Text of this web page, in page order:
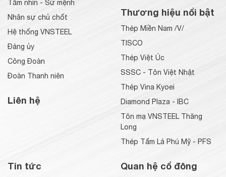
Tầm nhìn - Sứ mệnh
Nhân sự chủ chốt
Hệ thống VNSTEEL
Đảng ủy
Công Đoàn
Đoàn Thanh niên
Liên hệ
Thương hiệu nổi bật
Thép Miền Nam /V/
TISCO
Thép Việt Úc
SSSC - Tôn Việt Nhật
Thép Vina Kyoei
Diamond Plaza - IBC
Tôn mạ VNSTEEL Thăng
Long
Thép Tấm Lá Phú Mỹ - PFS
Tin tức Quan hệ cổ đông